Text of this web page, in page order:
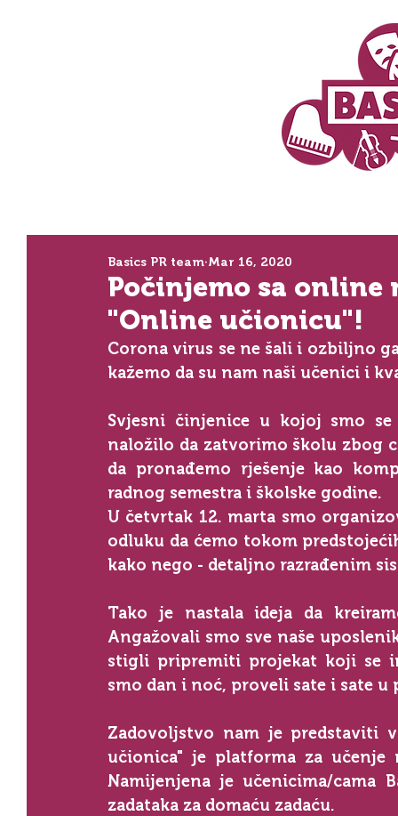
Počinjemo sa online
"Online učionicu"!
Basics PR team Mar 16, 2020
Corona virus se ne šali i ozbiljno
kažemo da su nam naši učenici i
Svjesni činjenice u kojoj smo
naložilo da zatvorimo školu zbog
da pronađemo rješenje kao
radnog semestra i školske godine.
U četvrtak 12. marta smo
odluku da ćemo tokom
kako nego - detaljno razrađenim
Tako je nastala ideja da
Angažovali smo sve naše
stigli pripremiti projekat koji se
smo dan i noć, proveli sate i sate
Zadovoljstvo nam je predstaviti
učionica" je platforma za učenje
Namijenjena je učenicima/cama
zadataka za domaću zadaću.